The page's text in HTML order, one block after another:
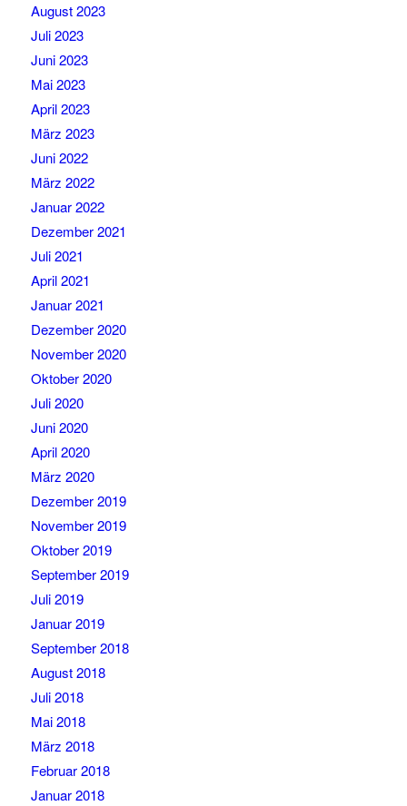
August 2023
Juli 2023
Juni 2023
Mai 2023
April 2023
März 2023
Juni 2022
März 2022
Januar 2022
Dezember 2021
Juli 2021
April 2021
Januar 2021
Dezember 2020
November 2020
Oktober 2020
Juli 2020
Juni 2020
April 2020
März 2020
Dezember 2019
November 2019
Oktober 2019
September 2019
Juli 2019
Januar 2019
September 2018
August 2018
Juli 2018
Mai 2018
März 2018
Februar 2018
Januar 2018